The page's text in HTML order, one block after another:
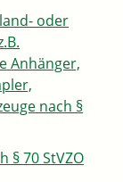
oder
Anhänger,
nach §
§ 70 StVZO